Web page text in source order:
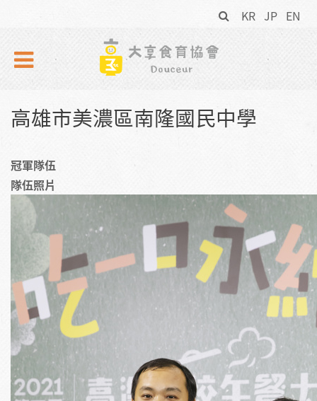
KR JP EN
搜
尋
表
高雄市美濃區南隆國民中學
冠軍隊伍
隊伍照片